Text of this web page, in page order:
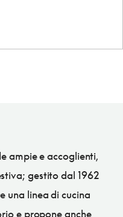
ampie e accoglienti,
gestito dal 1962
una linea di cucina
e propone anche